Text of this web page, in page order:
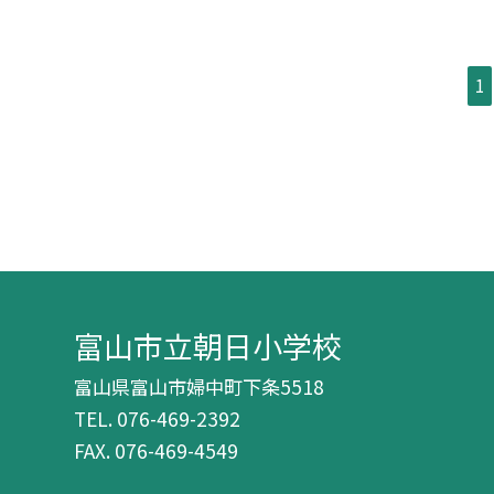
1
富山市立朝日小学校
富山県富山市婦中町下条5518
TEL. 076-469-2392
FAX. 076-469-4549